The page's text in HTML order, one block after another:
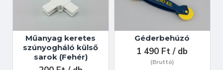
Műanyag keretes
szúnyogháló külső
sarok (Fehér)
Géderbehúzó
1 490 Ft / db
(Bruttó)